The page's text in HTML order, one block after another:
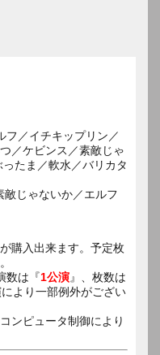
フ／イチキップリン／
／ケビンス／素敵じゃ
たま／軟水／バリカタ
じゃないか／エルフ
購入出来ます。予定枚
数は『1公演』、枚数は
より一部例外がござい
ンピュータ制御により